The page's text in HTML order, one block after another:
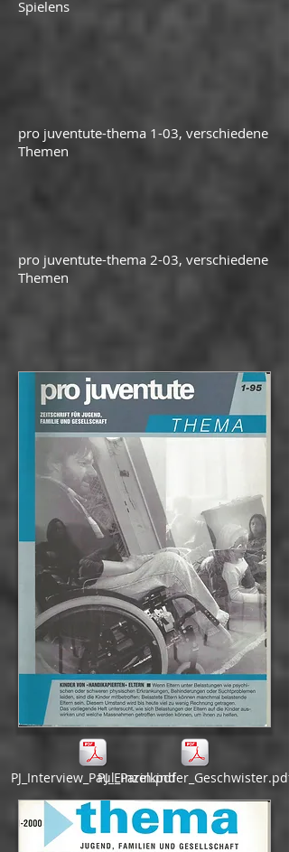
Spielens
pro juventute-thema 1-03, verschiedene
Themen
pro juventute-thema 2-03, verschiedene
Themen
PJ_Interview_Paul_Parin.pdfPJ_Einzelkinder_Geschwister.pdf